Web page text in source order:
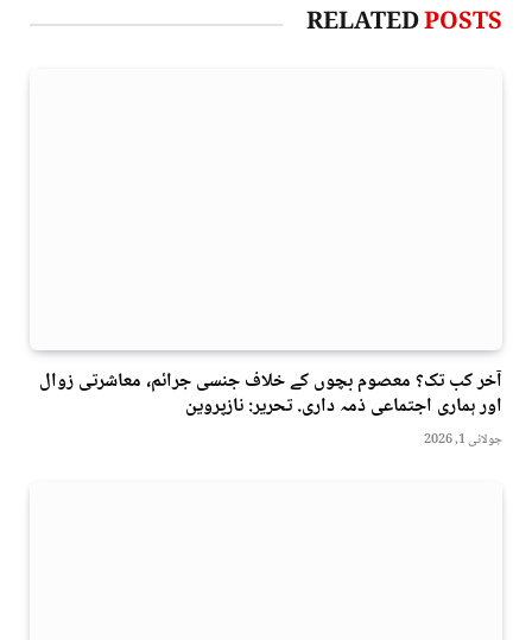
RELATEDPOSTS
آخر کب تک؟ معصوم بچوں کے خلاف جنسی جرائم، معاشرتی زوال
اور ہماری اجتماعی ذمہ داری. تحریر: نازپروین
جولائی 1, 2026